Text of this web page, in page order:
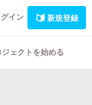
イン 新規登録
ジェクトを始める